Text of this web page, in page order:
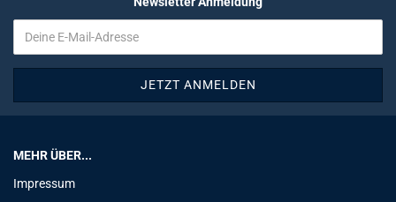
MEHR ÜBER...
Impressum